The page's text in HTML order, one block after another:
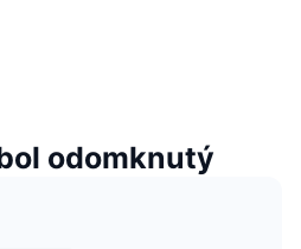
odomknutý